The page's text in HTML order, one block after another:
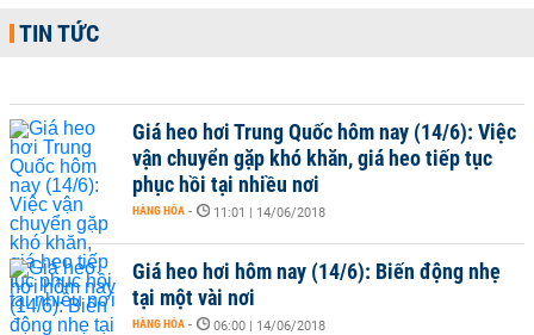
TIN TỨC
Giá heo hơi Trung Quốc hôm nay (14/6): Việc
vận chuyển gặp khó khăn, giá heo tiếp tục
phục hồi tại nhiều nơi
HÀNG HÓA - 11:01 | 14/06/2018
Giá heo hơi hôm nay (14/6): Biến động nhẹ
tại một vài nơi
HÀNG HÓA - 06:00 | 14/06/2018